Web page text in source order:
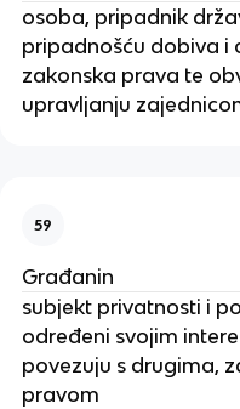
osoba, pripadnik
pripadnošću dobiva i
zakonska prava te
upravljanju
59
Građanin
subjekt privatnosti i
određeni svojim
povezuju s drugima,
pravom